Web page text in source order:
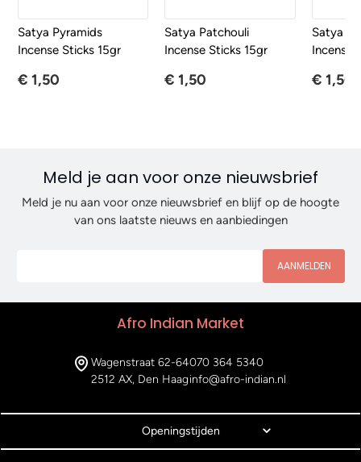
Satya Pyramids
Incense Sticks 15gr
€ 1,50
Satya Patchouli
Incense Sticks 15gr
€ 1,50
Satya
Incense
€ 1,50
Meld je aan voor onze nieuwsbrief
Meld je nu aan voor onze nieuwsbrief en blijf op de hoogte
van ons laatste nieuws en aanbiedingen
AANMELDEN
Afro Indian Market
Wagenstraat 62-64
2512 AX, Den Haag
070 364 5340
info@afro-indian.nl
Openingstijden